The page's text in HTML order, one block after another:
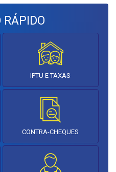
RÁPIDO
IPTU E TAXAS
CONTRA-CHEQUES